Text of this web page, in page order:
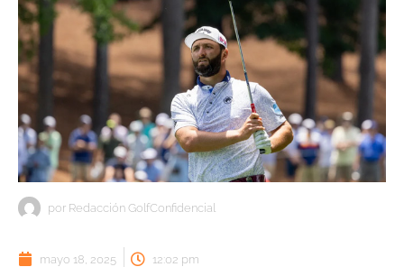
por Redacción GolfConfidencial
mayo 18, 2025 12:02 pm